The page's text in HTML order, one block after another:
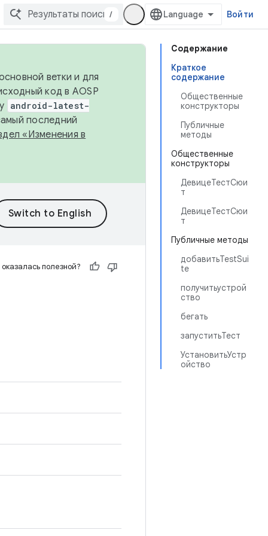
/ Войти
Содержание
Краткое
содержание
Общественные
конструкторы
Публичные
методы
Общественные
конструкторы
ДевицеТестСюи
т
ДевицеТестСюи
т
Публичные методы
добавитьTestSui
te
получитьустрой
ство
бегать
запуститьТест
УстановитьУстр
ойство
ветки и для
код в AOSP
android-latest-
последний
«Изменения в
полезной?